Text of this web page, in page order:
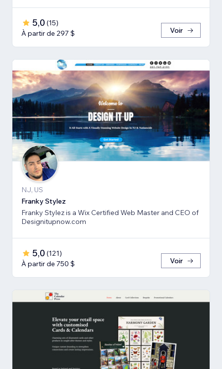
5,0 (15)
À partir de 297 $
Voir
NJ, US
Franky Stylez
Franky Stylez is a Wix Certified Web Master and CEO of
Designitupnow.com
5,0 (121)
À partir de 750 $
Voir